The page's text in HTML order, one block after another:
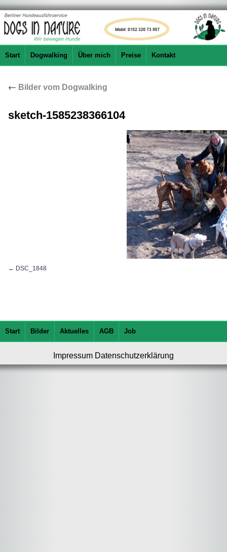
Start Dogwalking Über mich Preise Kontakt
← Bilder vom Dogwalking
sketch-1585238366104
DSC_1848
Start Bilder Aktuelles AGB Job
Impressum Datenschutzerklärung